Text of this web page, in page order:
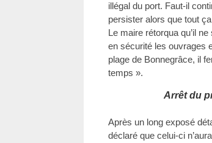
illégal du port. Faut-il
persister alors que tout
Le maire rétorqua qu’il
en sécurité les ouvrages
plage de Bonnegrâce, il
temps ».
Arrêt du
Après un long exposé
déclaré que celui-ci